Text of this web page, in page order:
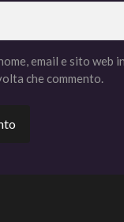
email e sito web
che commento.